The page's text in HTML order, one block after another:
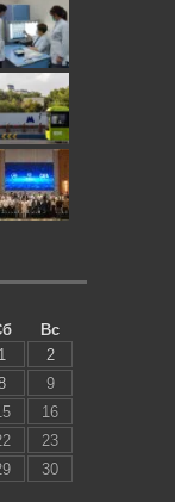
Вс
1
2
9
16
23
30